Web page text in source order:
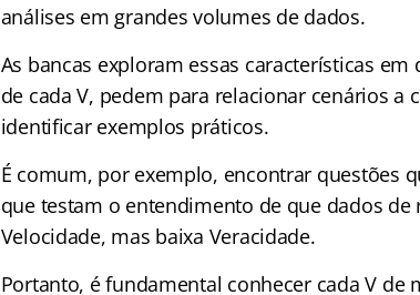
análises em grandes volumes de dados.
As bancas exploram essas características
de cada V, pedem para relacionar cenários a
identificar exemplos práticos.
É comum, por exemplo, encontrar questões
que testam o entendimento de que dados
Velocidade, mas baixa Veracidade.
Portanto, é fundamental conhecer cada V